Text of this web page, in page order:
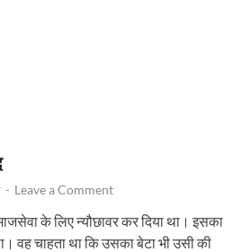
- Leave a Comment
के लिए न्यौछावर कर दिया था। इसका
वह चाहता था कि उसका बेटा भी उसी की